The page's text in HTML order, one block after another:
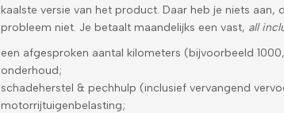
kaalste versie van het product. Daar heb je niets
probleem niet. Je betaalt maandelijks een vast, all
een afgesproken aantal kilometers (bijvoorbeeld
onderhoud;
schadeherstel & pechhulp (inclusief vervangend
motorrijtuigenbelasting;